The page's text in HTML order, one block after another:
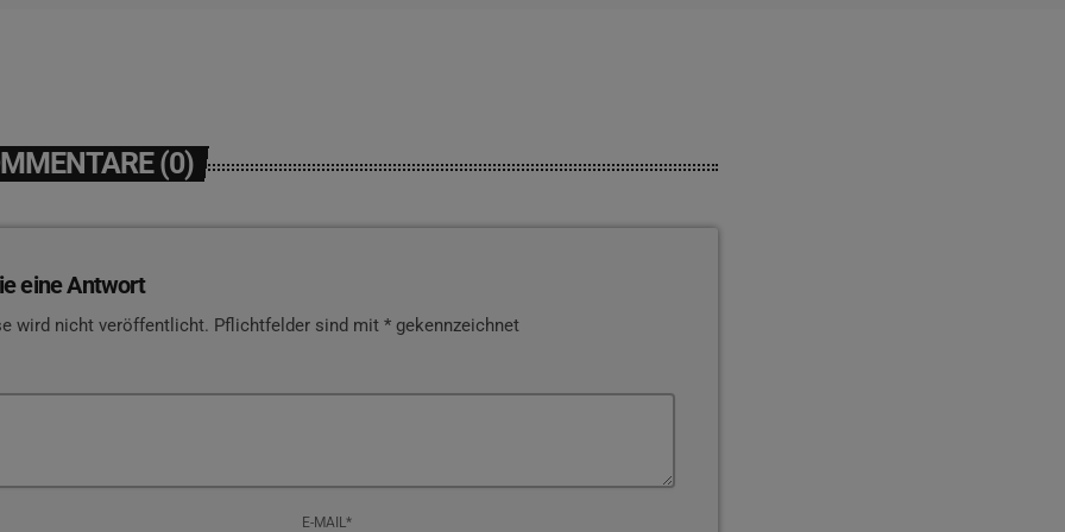
(0)
eine Antwort
wird nicht veröffentlicht. Pflichtfelder sind mit * gekennzeichnet
E-MAIL*